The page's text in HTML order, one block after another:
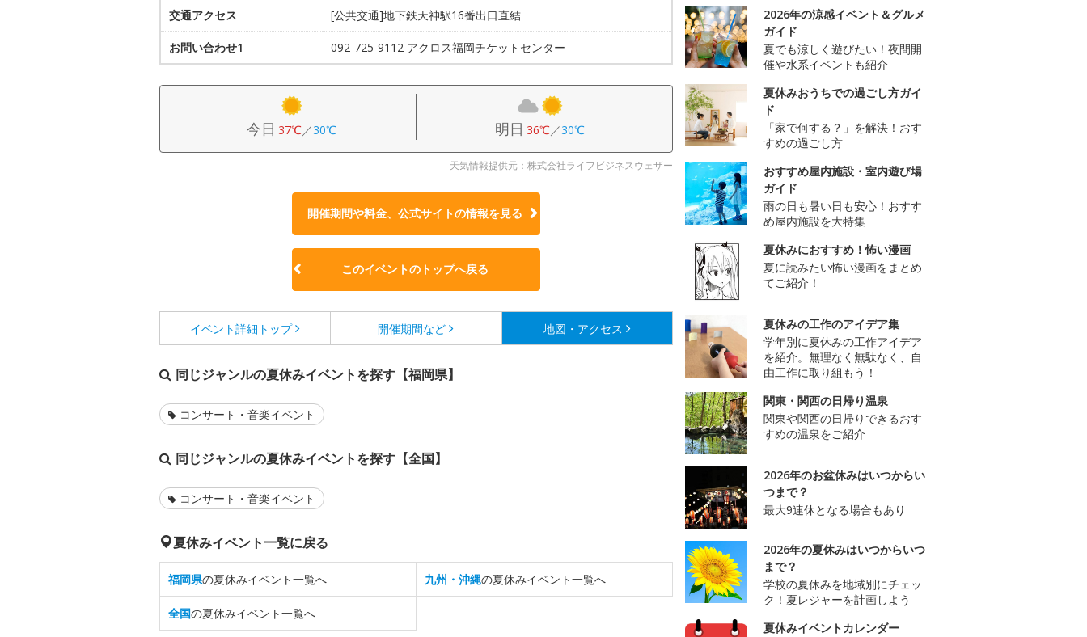
交通アクセス [公共交通]地下鉄天神駅16番出口直結
お問い合わせ1 092-725-9112 アクロス福岡チケットセンター
今日 37℃／30℃ 明日 36℃／30℃
天気情報提供元：株式会社ライフビジネスウェザー
開催期間や料金、公式サイトの情報を見る
このイベントのトップへ戻る
イベント詳細 トップ 開催期間など 地図・アクセス
同じジャンルの夏休みイベントを探す【福岡県】
コンサート・音楽イベント
同じジャンルの夏休みイベントを探す【全国】
コンサート・音楽イベント
夏休みイベント一覧に戻る
福岡県の夏休みイベント一覧へ 九州・沖縄の夏休みイベント一覧へ
全国の夏休みイベント一覧へ
2026年の涼感イベント＆グルメ
ガイド
夏でも涼しく遊びたい！夜間開
催や水系イベントも紹介
夏休みおうちでの過ごし方ガイ
ド
「家で何する？」を解決！おす
すめの過ごし方
おすすめ屋内施設・室内遊び場
ガイド
雨の日も暑い日も安心！おすす
め屋内施設を大特集
夏休みにおすすめ！怖い漫画
夏に読みたい怖い漫画をまとめ
てご紹介！
夏休みの工作のアイデア集
学年別に夏休みの工作アイデア
を紹介。無理なく無駄なく、自
由工作に取り組もう！
関東・関西の日帰り温泉
関東や関西の日帰りできるおす
すめの温泉をご紹介
2026年のお盆休みはいつからい
つまで？
最大9連休となる場合もあり
2026年の夏休みはいつからいつ
まで？
学校の夏休みを地域別にチェッ
ク！夏レジャーを計画しよう
夏休みイベントカレンダー